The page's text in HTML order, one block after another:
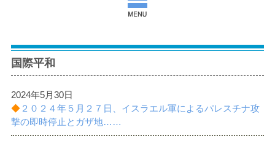
自由法曹団とは
活動報告
団通信
意見書ほか
国際平和
2024年5月30日
◆ ２０２４年５月２７日、イスラエル軍によるパレスチナ攻
撃の即時停止とガザ地……